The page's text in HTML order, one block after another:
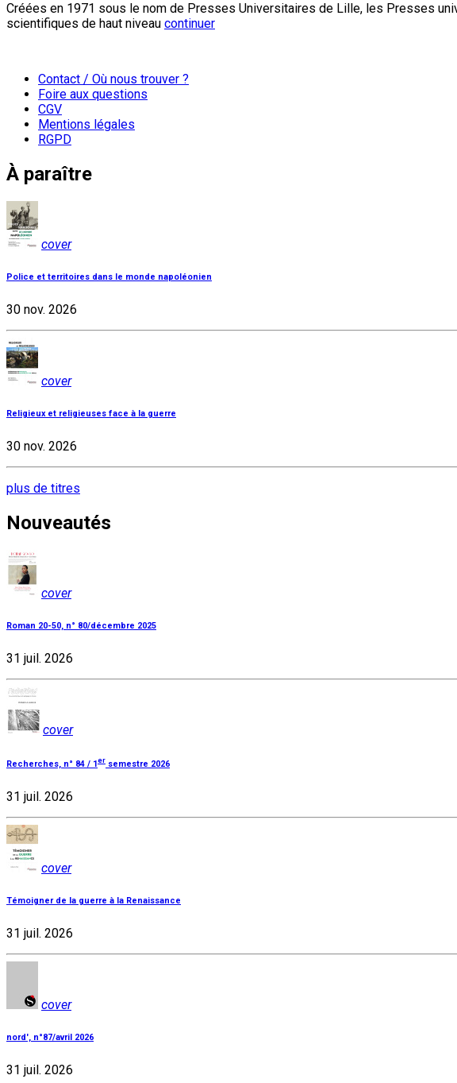
Créées en 1971 sous le nom de Presses Universitaires de Lille, les Presses
scientifiques de haut niveau continuer
Contact / Où nous trouver ?
Foire aux questions
CGV
Mentions légales
RGPD
À paraître
cover
Police et territoires dans le monde napoléonien
30 nov. 2026
cover
Religieux et religieuses face à la guerre
30 nov. 2026
plus de titres
Nouveautés
cover
Roman 20-50, n° 80/décembre 2025
31 juil. 2026
cover
Recherches, n° 84 / 1 er semestre 2026
31 juil. 2026
cover
Témoigner de la guerre à la Renaissance
31 juil. 2026
cover
nord', n°87/avril 2026
31 juil. 2026